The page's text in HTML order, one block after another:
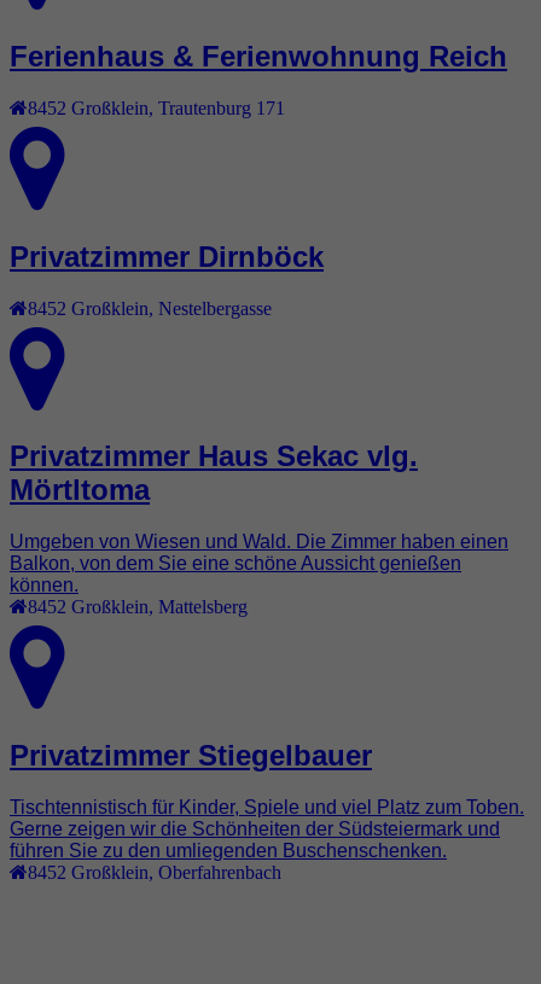
Ferienhaus & Ferienwohnung Reich
8452 Großklein Trautenburg 171
Privatzimmer Dirnböck
8452 Großklein Nestelbergasse
Privatzimmer Haus Sekac vlg.
Mörtltoma
Umgeben von Wiesen und Wald. Die Zimmer haben einen
Balkon, von dem Sie eine schöne Aussicht genießen
können.
8452 Großklein, Mattelsberg
Privatzimmer Stiegelbauer
Tischtennistisch für Kinder, Spiele und viel Platz zum Toben.
Gerne zeigen wir die Schönheiten der Südsteiermark und
führen Sie zu den umliegenden Buschenschenken.
8452 Großklein Oberfahrenbach